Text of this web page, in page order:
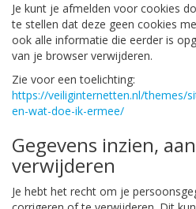
Je kunt je afmelden voor cookies
te stellen dat deze geen cookies
ook alle informatie die eerder is
van je browser verwijderen.
Zie voor een toelichting:
https://veiliginternetten.nl/themes/
en-wat-doe-ik-ermee/
Gegevens inzien,
verwijderen
Je hebt het recht om je